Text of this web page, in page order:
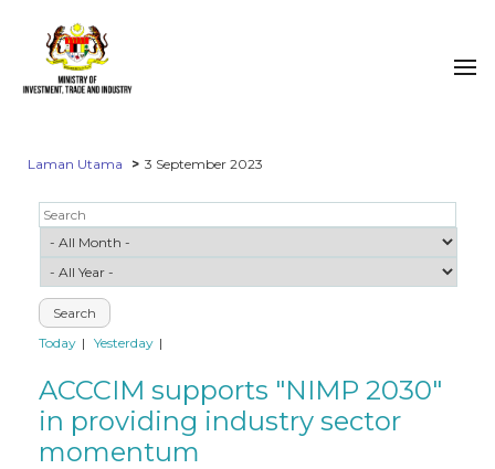
Laman Utama 3 September 2023
Today Yesterday
ACCCIM supports "NIMP 2030"
in providing industry sector
momentum